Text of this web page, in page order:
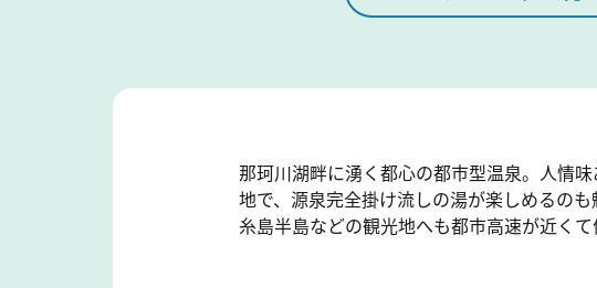
那珂川湖畔に湧く都心の都市型温泉。人情
地で、源泉完全掛け流しの湯が楽しめるの
糸島半島などの観光地へも都市高速が近くて